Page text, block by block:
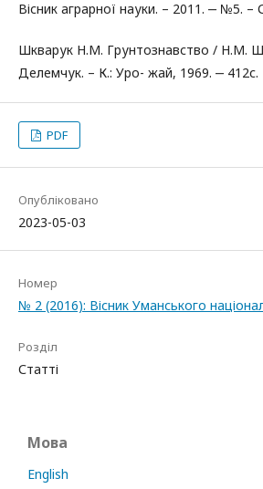
Вісник аграрної науки. – 2011. ‒ №5. –
Шкварук Н.М. Грунтознавство / Н.М.
Делемчук. – К.: Уро- жай, 1969. ‒ 412с.
PDF
Опубліковано
2023-05-03
Номер
№ 2 (2016): Вісник Уманського
Розділ
Статті
Мова
English